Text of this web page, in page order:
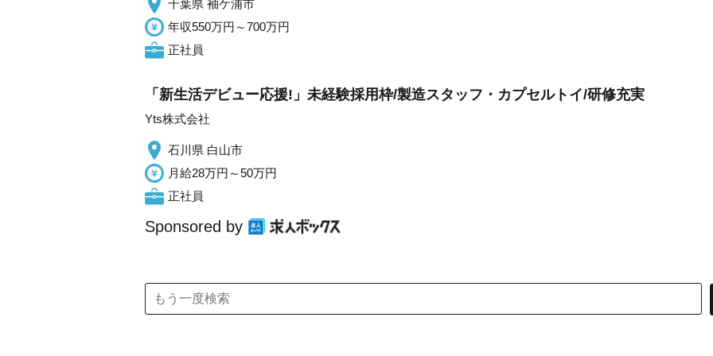
千葉県 袖ケ浦市
年収550万円～700万円
正社員
「新生活デビュー応援!」未経験採用枠/製造スタッフ・カプセルトイ/研修充実
Yts株式会社
石川県 白山市
月給28万円～50万円
正社員
Sponsored by